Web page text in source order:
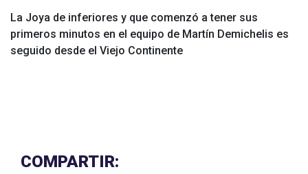
La Joya de inferiores y que comenzó a tener sus
primeros minutos en el equipo de Martín Demichelis es
seguido desde el Viejo Continente
COMPARTIR: